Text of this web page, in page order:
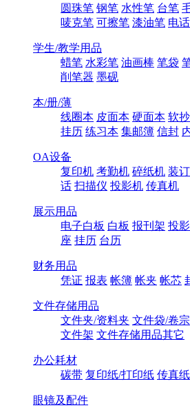
圆珠笔 钢笔 水性笔 台笔
唛克笔 可擦笔 漆油笔 电
学生/教学用品
蜡笔 水彩笔 油画棒 笔袋
削笔器 墨砚
本/册/薄
线圈本 皮面本 硬面本 软
挂历 练习本 集邮簿 信封
OA设备
复印机 考勤机 碎纸机 装
话 扫描仪 投影机 传真机
展示用品
电子白板 白板 报刊架 投
座 挂历 台历
财务用品
凭证 报表 帐簿 帐夹 帐芯
文件存储用品
文件夹/资料夹 文件袋/卷宗
文件架 文件存储用品其它
办公耗材
碳带 复印纸/打印纸 传真纸
眼镜及配件